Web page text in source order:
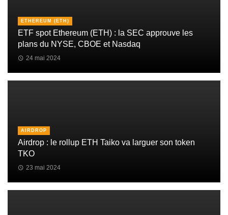
ETHEREUM (ETH)
ETF spot Ethereum (ETH) : la SEC approuve les
plans du NYSE, CBOE et Nasdaq
24 mai 2024
AIRDROP
Airdrop : le rollup ETH Taiko va larguer son token
TKO
23 mai 2024